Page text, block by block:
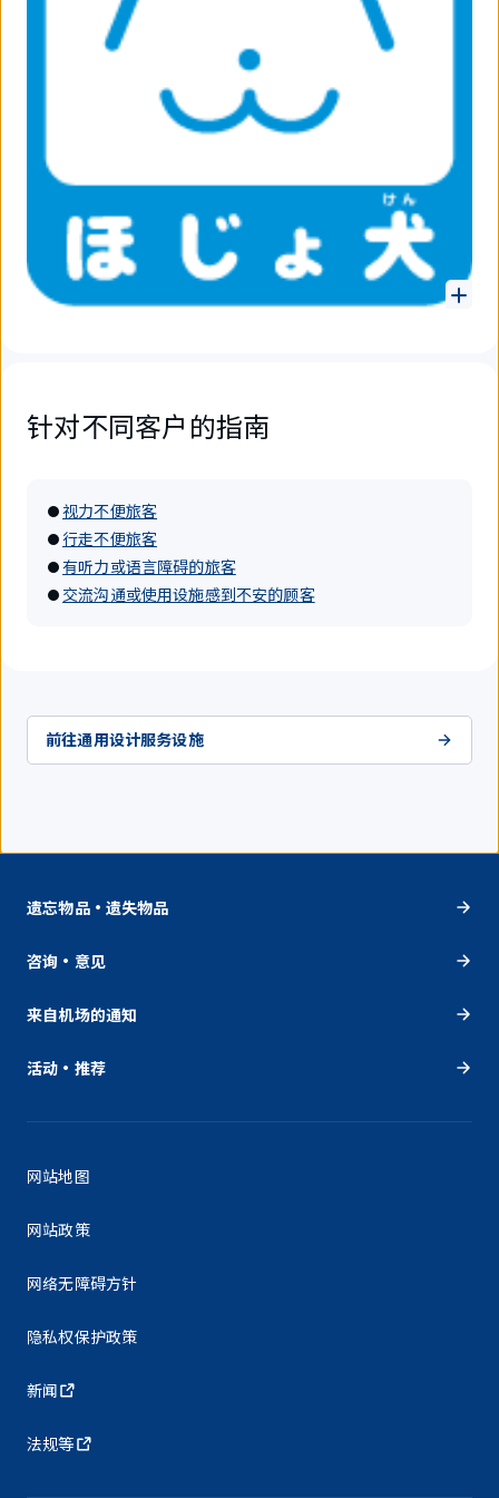
针对不同客户的指南
视力不便旅客
行走不便旅客
有听力或语言障碍的旅客
交流沟通或使用设施感到不安的顾客
前往通用设计服务设施
遗忘物品・遗失物品
咨询・意见
来自机场的通知
活动・推荐
网站地图
网站政策
网络无障碍方针
隐私权保护政策
新闻
法规等